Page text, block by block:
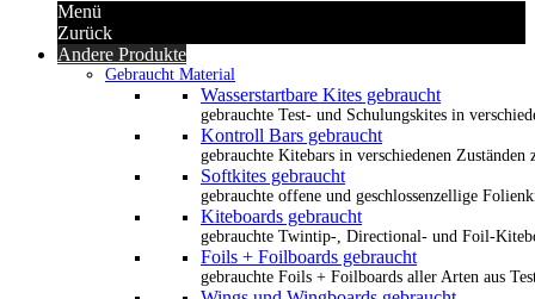
Menü
Zurück
Andere Produkte
Gebraucht Material
Wasserstartbare Kites gebraucht
gebrauchte Test- und Schulungskites in
Kontroll Bars gebraucht
gebrauchte Kitebars in verschiedenen Zuständen
Softkites gebraucht
gebrauchte offene und geschlossenzellige
Kiteboards gebraucht
gebrauchte Twintip-, Directional- und Foil-
Foils + Foilboards gebraucht
gebrauchte Foils + Foilboards aller Arten aus